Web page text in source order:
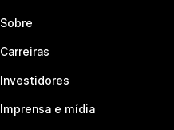
Sobre
Carreiras
Investidores
Imprensa e mídia